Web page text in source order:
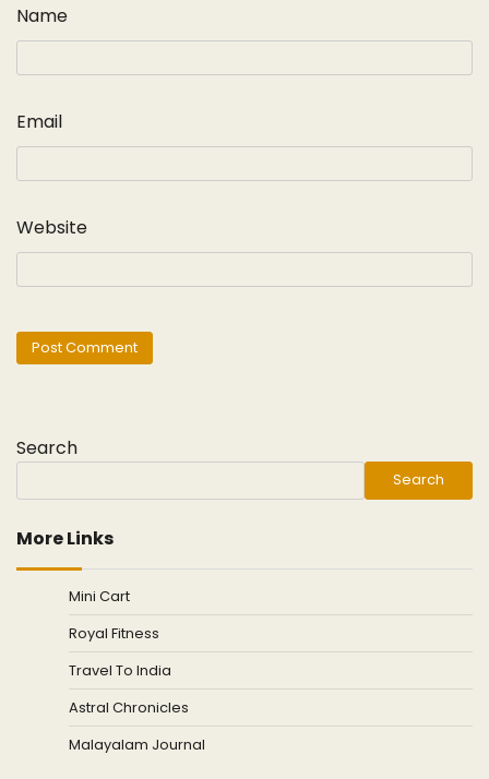
Name
Email
Website
Search
Search
More Links
Mini Cart
Royal Fitness
Travel To India
Astral Chronicles
Malayalam Journal